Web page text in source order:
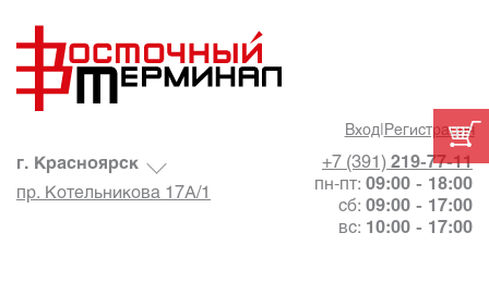
Вход| Регистрация
+7 (391) 219-77-11
пн-пт: 09:00 - 18:00
сб: 09:00 - 17:00
вс: 10:00 - 17:00
г. Красноярск
пр. Котельникова 17А/1